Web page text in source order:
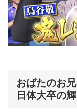
おばたのお
日体大卒の